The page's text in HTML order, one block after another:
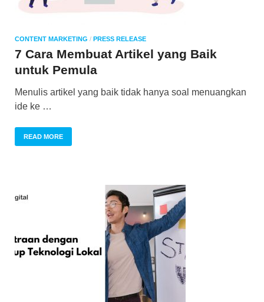
CONTENT MARKETING / PRESS RELEASE
7 Cara Membuat Artikel yang Baik
untuk Pemula
Menulis artikel yang baik tidak hanya soal menuangkan
ide ke …
READ MORE